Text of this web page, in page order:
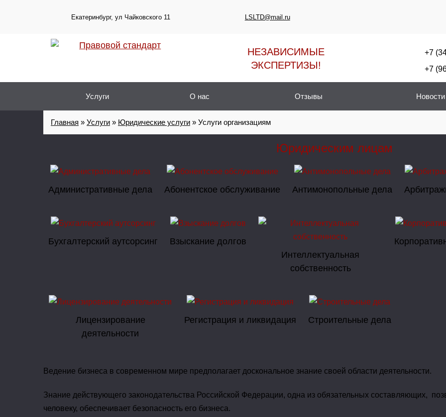
Екатеринбург, ул Чайковского 11 LSLTD@mail.ru
НЕЗАВИСИМЫЕ
ЭКСПЕРТИЗЫ!
+7
+7
Услуги О нас Отзывы Новости
Главная » Услуги » Юридические услуги » Услуги организациям
Юридическим лицам
Административные дела Абонентское обслуживание Антимонопольные дела
Бухгалтерский аутсорсинг
Взыскание долгов
Интеллектуальная
собственность
Лицензирование
деятельности
Регистрация и ликвидация Строительные дела
Ведение бизнеса в современном мире предполагает доскональное знание своей области деятельности.
Знание действующего законодательства Российской Федерации, одна из обязательных составляющих,
человеку, обеспечивает безопасность его бизнеса.